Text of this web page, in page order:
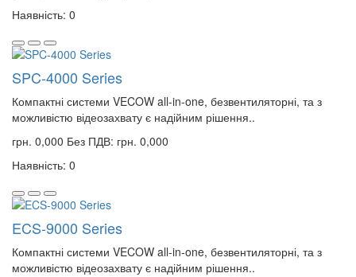
Наявність: 0
SPC-4000 Series
Компактні системи VECOW all-in-one, безвентиляторні, та з
можливістю відеозахвату є надійним рішення..
грн. 0,000 Без ПДВ: грн. 0,000
Наявність: 0
ECS-9000 Series
Компактні системи VECOW all-in-one, безвентиляторні, та з
можливістю відеозахвату є надійним рішення..